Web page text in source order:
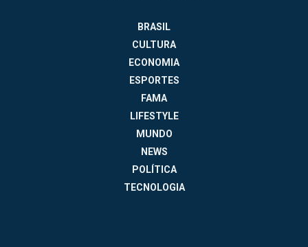
BRASIL
CULTURA
ECONOMIA
ESPORTES
FAMA
LIFESTYLE
MUNDO
NEWS
POLÍTICA
TECNOLOGIA